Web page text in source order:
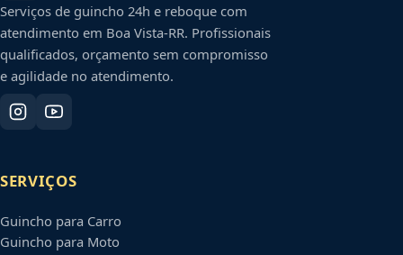
Serviços de guincho 24h e reboque com
atendimento em Boa Vista-RR. Profissionais
qualificados, orçamento sem compromisso
e agilidade no atendimento.
SERVIÇOS
Guincho para Carro
Guincho para Moto